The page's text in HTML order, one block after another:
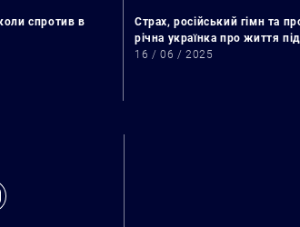
спротив в
Страх, російський гімн та
річна українка про життя
16 / 06 / 2025